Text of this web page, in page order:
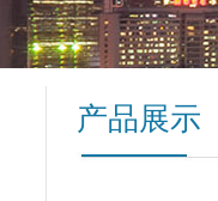
产品展示